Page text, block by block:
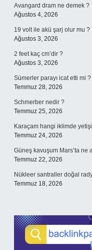
Avangard dram ne demek ?
Ağustos 4, 2026
19 volt ile akü şarj olur mu ?
Ağustos 3, 2026
2 feet kaç cm’dir ?
Ağustos 3, 2026
Sümerler parayı icat etti mi ?
Temmuz 28, 2026
Schmerber nedir ?
Temmuz 25, 2026
Karaçam hangi iklimde
Temmuz 24, 2026
Güneş kavuşum Mars’ta ne
Temmuz 22, 2026
Nükleer santraller doğal
Temmuz 18, 2026